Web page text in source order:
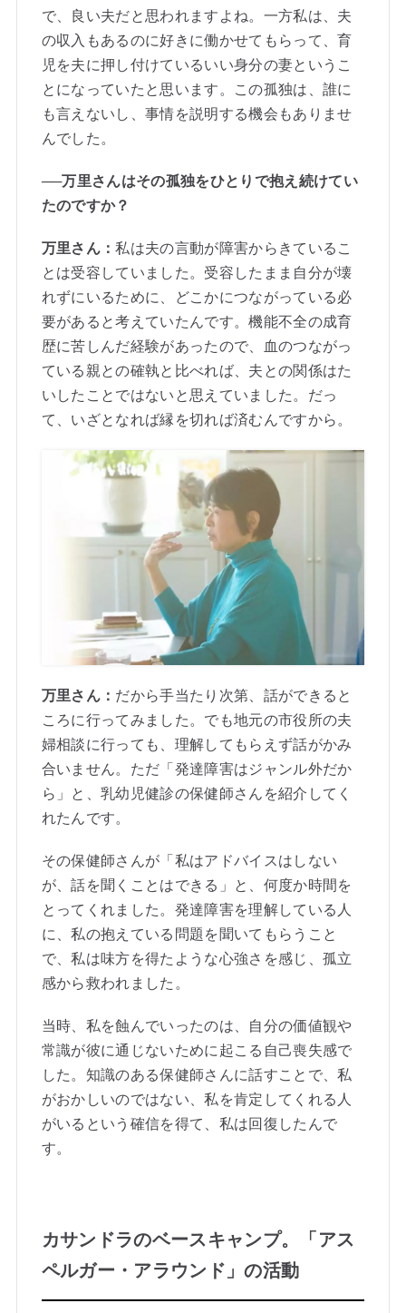
で、良い夫だと思われますよね。一方私は、夫
の収入もあるのに好きに働かせてもらって、育
児を夫に押し付けているいい身分の妻というこ
とになっていたと思います。この孤独は、誰に
も言えないし、事情を説明する機会もありませ
んでした。
──万里さんはその孤独をひとりで抱え続けてい
たのですか？
万里さん：私は夫の言動が障害からきているこ
とは受容していました。受容したまま自分が壊
れずにいるために、どこかにつながっている必
要があると考えていたんです。機能不全の成育
歴に苦しんだ経験があったので、血のつながっ
ている親との確執と比べれば、夫との関係はた
いしたことではないと思えていました。だっ
て、いざとなれば縁を切れば済むんですから。
万里さん： だから手当たり次第、話ができると
ころに行ってみました。でも地元の市役所の夫
婦相談に行っても、理解してもらえず話がかみ
合いません。ただ「発達障害はジャンル外だか
ら」と、乳幼児健診の保健師さんを紹介してく
れたんです。
その保健師さんが「私はアドバイスはしない
が、話を聞くことはできる」と、何度か時間を
とってくれました。発達障害を理解している人
に、私の抱えている問題を聞いてもらうこと
で、私は味方を得たような心強さを感じ、孤立
感から救われました。
当時、私を蝕んでいったのは、自分の価値観や
常識が彼に通じないために起こる自己喪失感で
した。知識のある保健師さんに話すことで、私
がおかしいのではない、私を肯定してくれる人
がいるという確信を得て、私は回復したんで
す。
カサンドラのベースキャンプ。「アス
ペルガー・アラウンド」の活動